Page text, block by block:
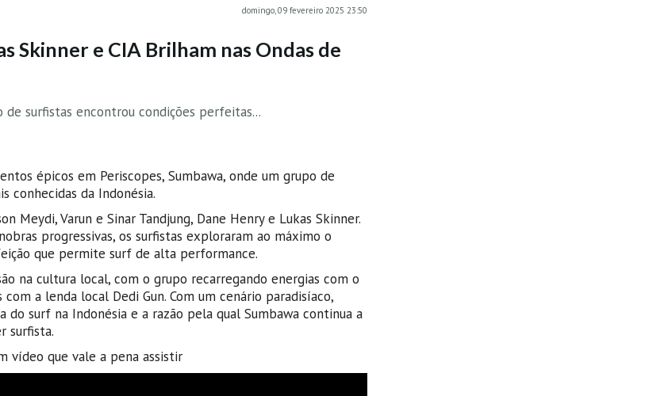
domingo, 09 fevereiro 2025 23:50
Skinner e CIA Brilham nas Ondas de
surfistas encontrou condições perfeitas...
épicos em Periscopes, Sumbawa, onde um grupo de
conhecidas da Indonésia.
Varun e Sinar Tandjung, Dane Henry e Lukas Skinner.
progressivas, os surfistas exploraram ao máximo o
que permite surf de alta performance.
na cultura local, com o grupo recarregando energias com o
a lenda local Dedi Gun. Com um cenário paradisíaco,
surf na Indonésia e a razão pela qual Sumbawa continua a
surfista.
vídeo que vale a pena assistir